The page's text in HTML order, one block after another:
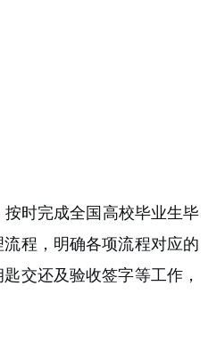
时完成全国高校毕业生毕
程，明确各项流程对应的
交还及验收签字等工作，